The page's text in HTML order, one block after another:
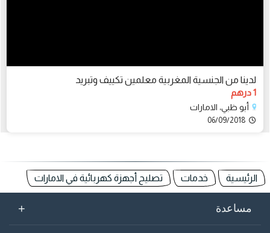
لدينا من الجنسية المغربية معلمين تكييف وتبريد
1 درهم
أبو ظبي، الامارات
06/09/2018
الرئيسية خدمات تصليح أجهزة كهربائية في الامارات
مساعدة +